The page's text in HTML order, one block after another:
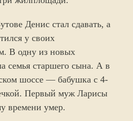
Денис стал сдавать, а
у своих
В одну из новых
семья старшего сына. А в
шоссе — бабушка с 4-
Первый муж Ларисы
времени умер.